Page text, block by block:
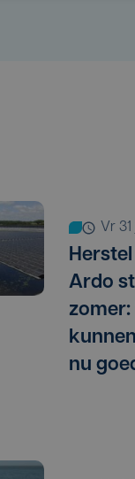
vr
Ardo
nu